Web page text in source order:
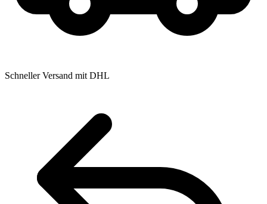
Schneller Versand mit DHL